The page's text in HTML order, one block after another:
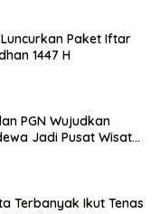
Paket Iftar
1447 H
PGN Wujudkan
Jadi Pusat Wisata
Terbanyak Ikut Tenas